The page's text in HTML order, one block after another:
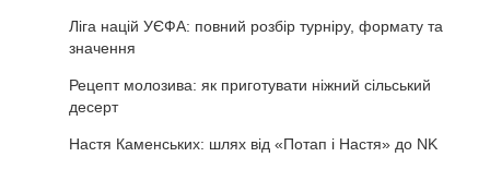
Ліга націй УЄФА: повний розбір турніру, формату та
значення
Рецепт молозива: як приготувати ніжний сільський
десерт
Настя Каменських: шлях від «Потап і Настя» до NK